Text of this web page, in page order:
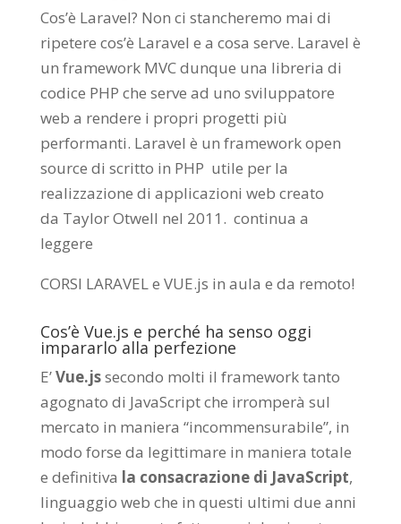
Cos’è Laravel? Non ci stancheremo mai di
ripetere cos’è Laravel e a cosa serve. Laravel è
un framework MVC dunque una libreria di
codice PHP che serve ad uno sviluppatore
web a rendere i propri progetti più
performanti. Laravel è un framework open
source di scritto in PHP utile per la
realizzazione di applicazioni web creato
da Taylor Otwell nel 2011. continua a
leggere
CORSI LARAVEL e VUE.js in aula e da remoto!
Cos’è Vue.js e perché ha senso oggi
impararlo alla perfezione
E’Vue.jssecondo molti il framework tanto
agognato di JavaScript che irromperà sul
mercato in maniera “incommensurabile”, in
modo forse da legittimare in maniera totale
e definitiva la consacrazione di JavaScript,
linguaggio web che in questi ultimi due anni